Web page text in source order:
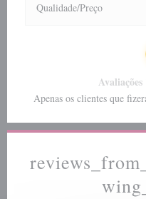
Qualidade/Preço
Apenas os clientes que